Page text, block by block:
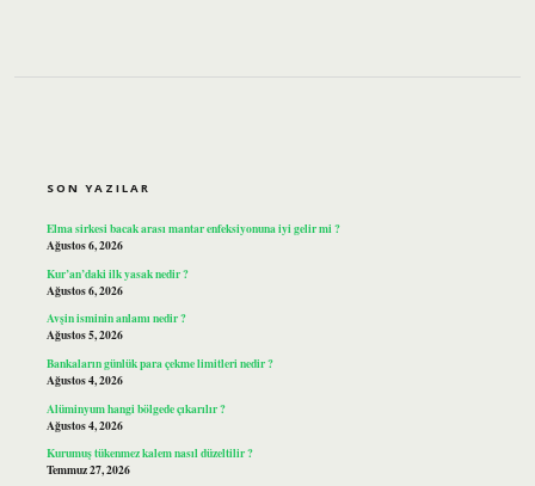
SON YAZILAR
Elma sirkesi bacak arası mantar enfeksiyonuna iyi gelir mi ?
Ağustos 6, 2026
Kur’an’daki ilk yasak nedir ?
Ağustos 6, 2026
Avşin isminin anlamı nedir ?
Ağustos 5, 2026
Bankaların günlük para çekme limitleri nedir ?
Ağustos 4, 2026
Alüminyum hangi bölgede çıkarılır ?
Ağustos 4, 2026
Kurumuş tükenmez kalem nasıl düzeltilir ?
Temmuz 27, 2026